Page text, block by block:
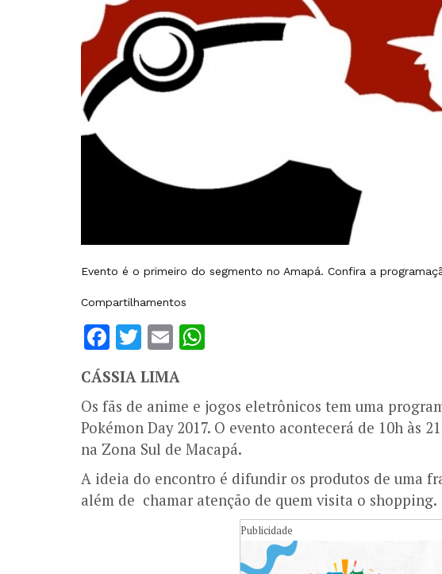
Evento é o primeiro do segmento no Amapá. Confira a
Compartilhamentos
Facebook
Twitter
Email
CÁSSIA LIMA
Os fãs de anime e jogos eletrônicos tem uma
Pokémon Day 2017. O evento acontecerá de 10h às
na Zona Sul de Macapá.
A ideia do encontro é difundir os produtos de uma
além de chamar atenção de quem visita o shopping.
Publicidade